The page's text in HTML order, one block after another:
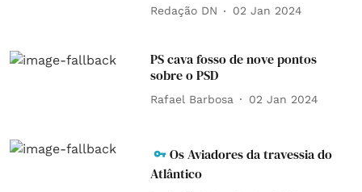
Redação DN 02 Jan 2024
PS cava fosso de nove pontos
sobre o PSD
Rafael Barbosa 02 Jan 2024
Os Aviadores da travessia do
Atlântico